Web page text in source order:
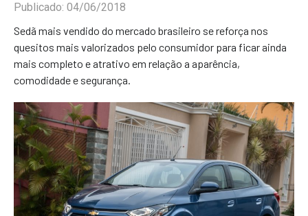
Publicado: 04/06/2018
Sedã mais vendido do mercado brasileiro se reforça nos
quesitos mais valorizados pelo consumidor para ficar ainda
mais completo e atrativo em relação a aparência,
comodidade e segurança.